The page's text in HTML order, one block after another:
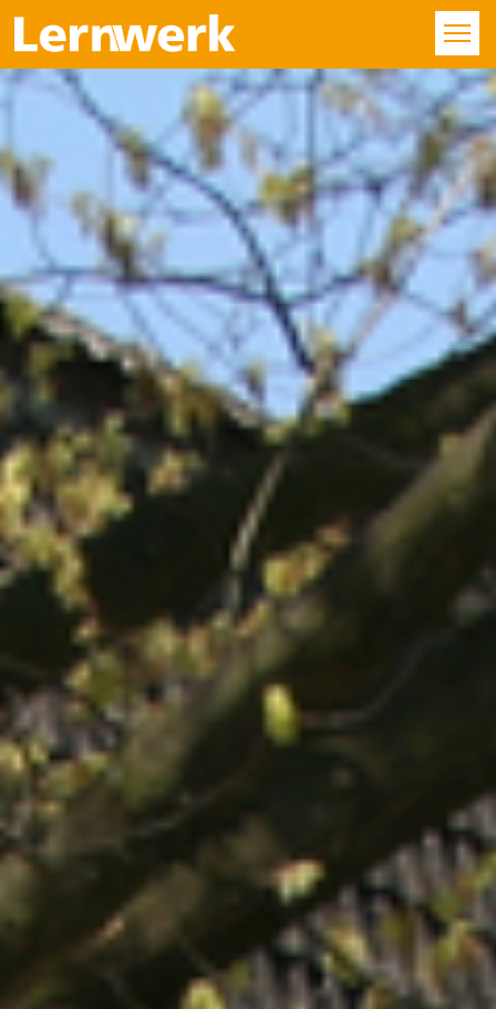
KURSE
FÄCHER
STANDORTE
ÜBER UNS
SERVICE
KONTAKT
LOGIN
Jetzt kostenloses
Erstgespräch online buchen!
030 - 53 000 50